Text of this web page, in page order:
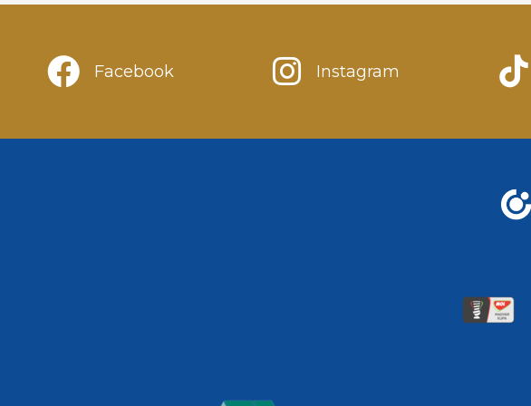
Facebook Instagram